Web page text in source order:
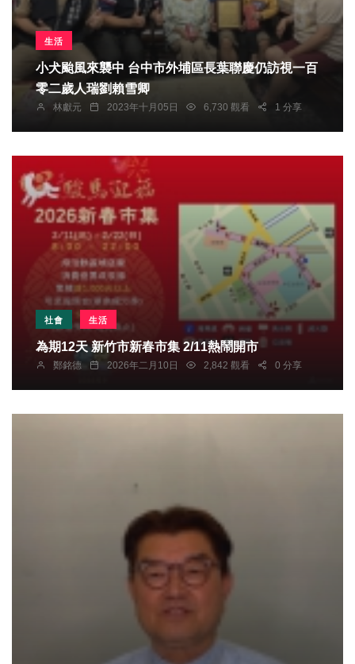
生活
小犬颱風來襲中 台中市外埔區長葉聯慶仍訪視一百
零二歲人瑞劉賴雪卿
林獻元 2023年十月05日 6,730 觀看 1 分享
社會 生活
為期12天 新竹市新春市集 2/11熱鬧開市
鄭銘德 2026年二月10日 2,842 觀看 0 分享